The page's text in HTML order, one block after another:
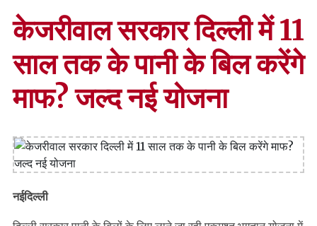
केजरीवाल सरकार दिल्ली में 11
साल तक के पानी के बिल करेंगे
माफ? जल्द नई योजना
नईदिल्ली